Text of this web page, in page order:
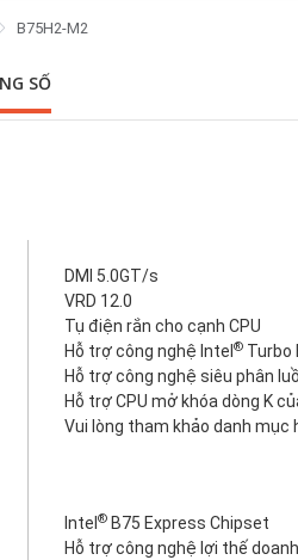
B75H2-M2
SỐ
DMI 5.0GT/s
VRD 12.0
Tụ điện rắn cho cạnh CPU
Hỗ trợ công nghệ Intel ® Turbo
Hỗ trợ công nghệ siêu phân
Hỗ trợ CPU mở khóa dòng K
Vui lòng tham khảo danh
Intel ® B75 Express Chipset
Hỗ trợ công nghệ lợi thế